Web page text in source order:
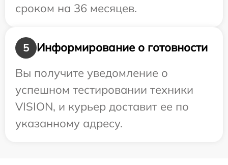
сроком на 36 месяцев.
5
Информирование о готовности
Вы получите уведомление о
успешном тестировании техники
VISION, и курьер доставит ее по
указанному адресу.